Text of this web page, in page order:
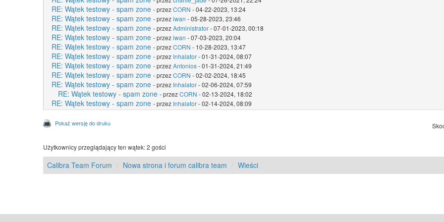
RE: Wątek testowy - spam zone - przezCORN - 04-22-2023, 13:24
RE: Wątek testowy - spam zone - przeziwan - 05-28-2023, 23:46
RE: Wątek testowy - spam zone - przezAdministrator- 07-01-2023, 00:18
RE: Wątek testowy - spam zone - przeziwan - 07-03-2023, 20:04
RE: Wątek testowy - spam zone - przezCORN - 10-28-2023, 13:47
RE: Wątek testowy - spam zone - przez Inhalator- 01-31-2024, 08:07
RE: Wątek testowy - spam zone - przezAntonios- 01-31-2024, 21:49
RE: Wątek testowy - spam zone - przezCORN - 02-02-2024, 18:45
RE: Wątek testowy - spam zone - przez Inhalator- 02-06-2024, 07:59
RE: Wątek testowy - spam zone - przezCORN - 02-13-2024, 18:02
RE: Wątek testowy - spam zone - przez Inhalator- 02-14-2024, 08:09
Pokaż wersję do druku
Użytkownicy przeglądający ten wątek: 2 gości
Calibra Team Forum Nowa strona i forum calibra team Wieści